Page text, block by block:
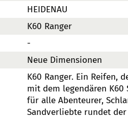
HEIDENAU
K60 Ranger
-
Neue Dimensionen
K60 Ranger. Ein Reifen,
mit dem legendären K60
für alle Abenteurer,
Sandverliebte rundet